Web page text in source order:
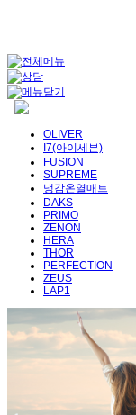
OLIVER
I7(아이세븐)
FUSION
SUPREME
냉감온열매트
DAKS
PRIMO
ZENON
HERA
THOR
PERFECTION
ZEUS
LAP1